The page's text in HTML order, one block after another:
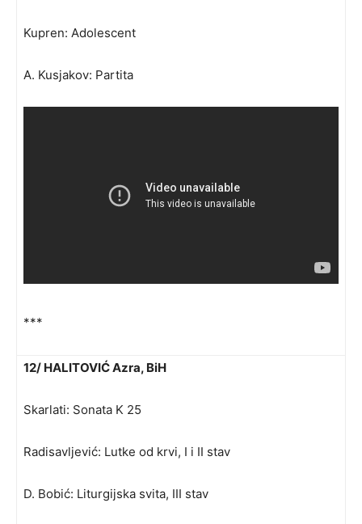
Kupren: Adolescent
A. Kusjakov: Partita
***
12/ HALITOVIĆ Azra, BiH
Skarlati: Sonata K 25
Radisavljević: Lutke od krvi, I i II stav
D. Bobić: Liturgijska svita, III stav